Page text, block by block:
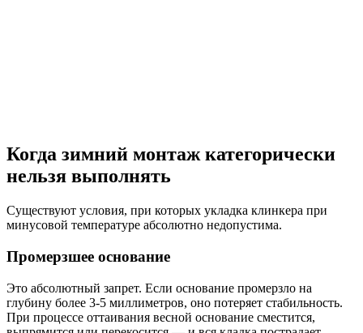
Когда зимний монтаж категорически
нельзя выполнять
Существуют условия, при которых укладка клинкера при
минусовой температуре абсолютно недопустима.
Промерзшее основание
Это абсолютный запрет. Если основание промерзло на
глубину более 3-5 миллиметров, оно потеряет стабильность.
При процессе оттаивания весной основание сместится,